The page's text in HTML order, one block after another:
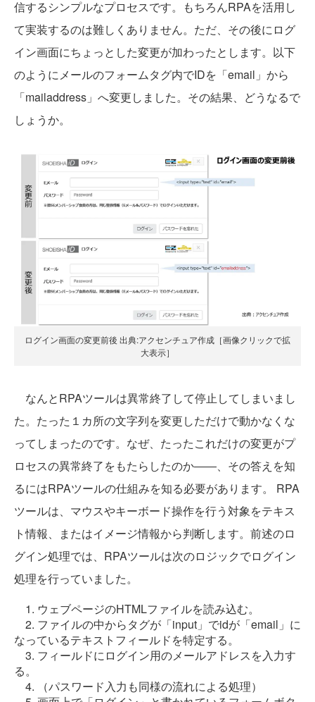
信するシンプルなプロセスです。もちろんRPAを活用し
て実装するのは難しくありません。ただ、その後にログ
イン画面にちょっとした変更が加わったとします。以下
のようにメールのフォームタグ内でIDを「email」から
「mailaddress」へ変更しました。その結果、どうなるで
しょうか。
ログイン画面の変更前後 出典:アクセンチュア作成［画像クリックで拡
大表示］
なんとRPAツールは異常終了して停止してしまいまし
た。たった１カ所の文字列を変更しただけで動かなくな
ってしまったのです。なぜ、たったこれだけの変更がプ
ロセスの異常終了をもたらしたのか――、その答えを知
るにはRPAツールの仕組みを知る必要があります。 RPA
ツールは、マウスやキーボード操作を行う対象をテキス
ト情報、またはイメージ情報から判断します。前述のロ
グイン処理では、RPAツールは次のロジックでログイン
処理を行っていました。
1. ウェブページのHTMLファイルを読み込む。
2. ファイルの中からタグが「input」でidが「email」に
なっているテキストフィールドを特定する。
3. フィールドにログイン用のメールアドレスを入力す
る。
4. （パスワード入力も同様の流れによる処理）